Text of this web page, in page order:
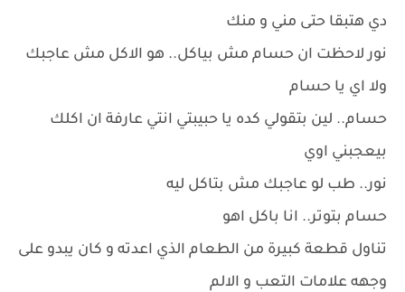
دي هتبقا حتى مني و منك
نور لاحظت ان حسام مش بياكل.. هو الاكل مش عاجبك
ولا اي يا حسام
حسام.. لين بتقولي كده يا حبيبتي انتي عارفة ان اكلك
بيعجبني اوي
نور.. طب لو عاجبك مش بتاكل ليه
حسام بتوتر.. انا باكل اهو
تناول قطعة كبيرة من الطعام الذي اعدته و كان يبدو على
وجهه علامات التعب و الالم